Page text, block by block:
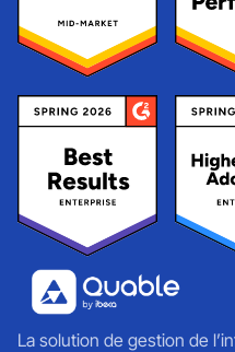
La solution de gestion de